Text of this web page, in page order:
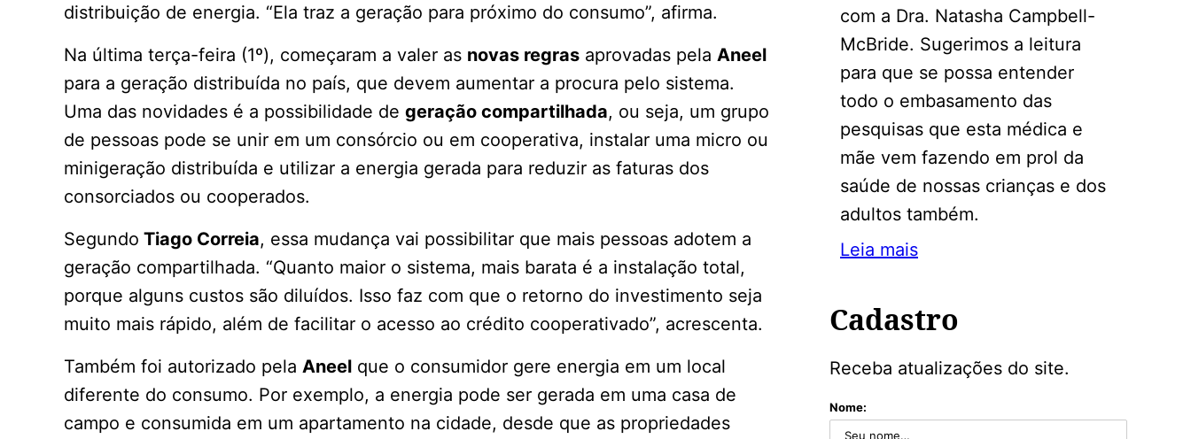
distribuição de energia. “Ela traz a geração para próximo do consumo”, afirma.
Na última terça-feira (1º), começaram a valer as novas regras aprovadas pela Aneel
para a geração distribuída no país, que devem aumentar a procura pelo sistema.
Uma das novidades é a possibilidade de geração compartilhada, ou seja, um grupo
de pessoas pode se unir em um consórcio ou em cooperativa, instalar uma micro ou
minigeração distribuída e utilizar a energia gerada para reduzir as faturas dos
consorciados ou cooperados.
Segundo Tiago Correia, essa mudança vai possibilitar que mais pessoas adotem a
geração compartilhada. “Quanto maior o sistema, mais barata é a instalação total,
porque alguns custos são diluídos. Isso faz com que o retorno do investimento seja
muito mais rápido, além de facilitar o acesso ao crédito cooperativado”, acrescenta.
Também foi autorizado pela Aneel que o consumidor gere energia em um local
diferente do consumo. Por exemplo, a energia pode ser gerada em uma casa de
campo e consumida em um apartamento na cidade, desde que as propriedades
com a Dra. Natasha Campbell-
McBride. Sugerimos a leitura
para que se possa entender
todo o embasamento das
pesquisas que esta médica e
mãe vem fazendo em prol da
saúde de nossas crianças e dos
adultos também.
Leia mais
Cadastro
Receba atualizações do site.
Nome: